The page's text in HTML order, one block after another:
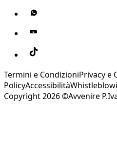
Termini e CondizioniPrivacy e
PolicyAccessibilità
Copyright 2026 ©Avvenire